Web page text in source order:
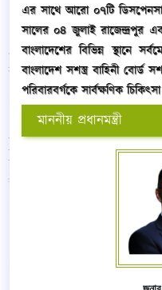
এর সাথে আরো ০৭টি
সালের ০৪ জুলাই রাজেন্দ্রপুর
বাংলাদেশের বিভিন্ন স্থানে
বাংলাদেশ সশস্ত্র বাহিনী বোর্ড
পরিবারবর্গকে সার্বক্ষণিক
মাননীয় প্রধানমন্ত্রী